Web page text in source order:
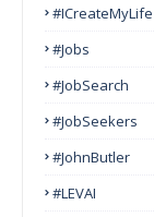
#ICreateMyLife
#Jobs
#JobSearch
#JobSeekers
#JohnButler
#LEVAI